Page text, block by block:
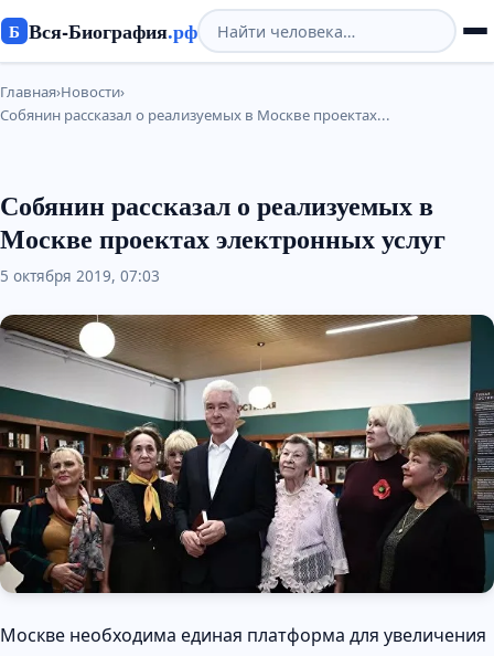
Б Вся-Биография.рф
Главная›Новости›
Собянин рассказал о реализуемых в Москве проектах...
Собянин рассказал о реализуемых в
Москве проектах электронных услуг
5 октября 2019, 07:03
Москве необходима единая платформа для увеличения